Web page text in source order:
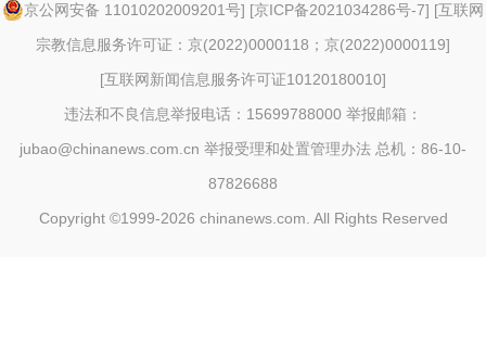
京公网安备 11010202009201号] [京ICP备2021034286号-7] [互联网
宗教信息服务许可证：京(2022)0000118；京(2022)0000119]
[互联网新闻信息服务许可证10120180010]
违法和不良信息举报电话：15699788000 举报邮箱：
jubao@chinanews.com.cn 举报受理和处置管理办法 总机：86-10-
87826688
Copyright ©1999-2026 chinanews.com. All Rights Reserved